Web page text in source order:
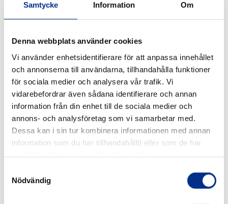
Samtycke Information Om
Denna webbplats använder cookies
Vi använder enhetsidentifierare för att anpassa innehållet
och annonserna till användarna, tillhandahålla funktioner
för sociala medier och analysera vår trafik. Vi
vidarebefordrar även sådana identifierare och annan
information från din enhet till de sociala medier och
annons- och analysföretag som vi samarbetar med.
Dessa kan i sin tur kombinera informationen med annan
information som du har tillhandahållit eller som de har
samlat in när du har använt deras tjänster.
Nödvändig
sätt som vi inte har kunnat göra tidigare.